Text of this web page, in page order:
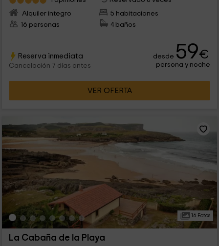
Alquiler íntegro
5 habitaciones
16 personas
4 baños
Reserva inmediata
Cancelación 7 días antes
desde 59€
persona y noche
VER OFERTA
16 Fotos
La Cabaña de la Playa